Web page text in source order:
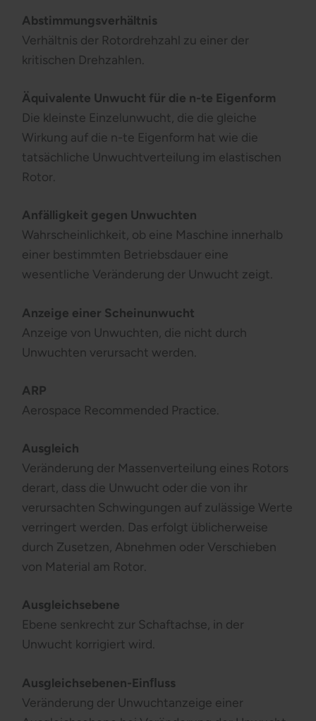
Abstimmungsverhältnis
Verhältnis der Rotordrehzahl zu einer der
kritischen Drehzahlen.
Äquivalente Unwucht für die n-te Eigenform
Die kleinste Einzelunwucht, die die gleiche
Wirkung auf die n-te Eigenform hat wie die
tatsächliche Unwuchtverteilung im elastischen
Rotor.
Anfälligkeit gegen Unwuchten
Wahrscheinlichkeit, ob eine Maschine innerhalb
einer bestimmten Betriebsdauer eine
wesentliche Veränderung der Unwucht zeigt.
Anzeige einer Scheinunwucht
Anzeige von Unwuchten, die nicht durch
Unwuchten verursacht werden.
ARP
Aerospace Recommended Practice.
Ausgleich
Veränderung der Massenverteilung eines Rotors
derart, dass die Unwucht oder die von ihr
verursachten Schwingungen auf zulässige Werte
verringert werden. Das erfolgt üblicherweise
durch Zusetzen, Abnehmen oder Verschieben
von Material am Rotor.
Ausgleichsebene
Ebene senkrecht zur Schaftachse, in der
Unwucht korrigiert wird.
Ausgleichsebenen-Einﬂuss
Veränderung der Unwuchtanzeige einer